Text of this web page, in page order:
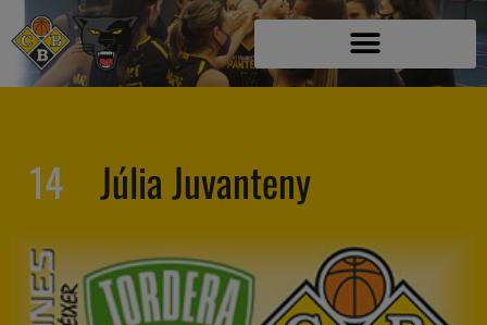
14 Júlia Juvanteny